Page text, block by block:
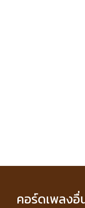
คอร์ดเพลง